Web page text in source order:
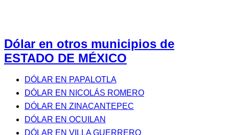
Dólar en otros municipios de
ESTADO DE MÉXICO
DÓLAR EN PAPALOTLA
DÓLAR EN NICOLÁS ROMERO
DÓLAR EN ZINACANTEPEC
DÓLAR EN OCUILAN
DÓLAR EN VILLA GUERRERO